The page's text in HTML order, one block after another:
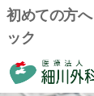
初めての方
ック